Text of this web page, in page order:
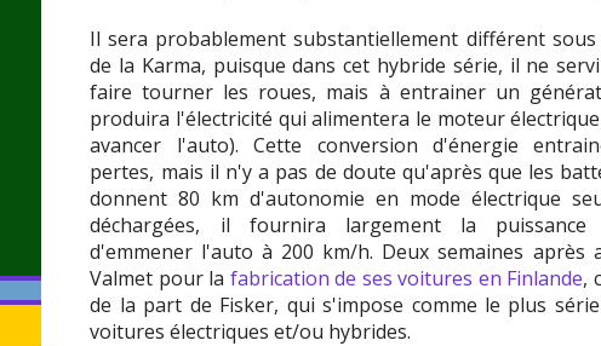
Il sera probablement substantiellement différent
de la Karma, puisque dans cet hybride série, il ne
faire tourner les roues, mais à entrainer un
produira l'électricité qui alimentera le moteur
avancer l'auto). Cette conversion d'énergie
pertes, mais il n'y a pas de doute qu'après que les
donnent 80 km d'autonomie en mode électrique
déchargées, il fournira largement la puissance
d'emmener l'auto à 200 km/h. Deux semaines
Valmet pour la fabrication de ses voitures en Finlande,
de la part de Fisker, qui s'impose comme le plus
voitures électriques et/ou hybrides.